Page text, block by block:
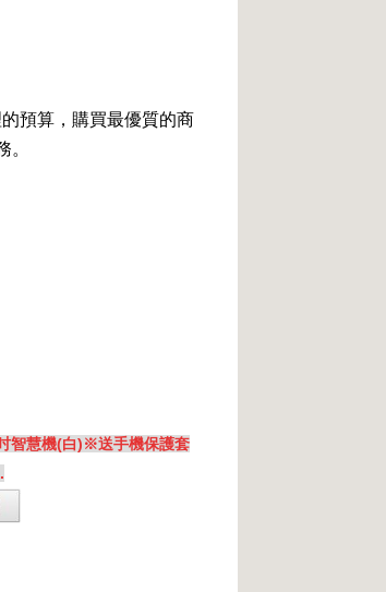
預算，購買最優質的商
智慧機(白)※送手機保護套